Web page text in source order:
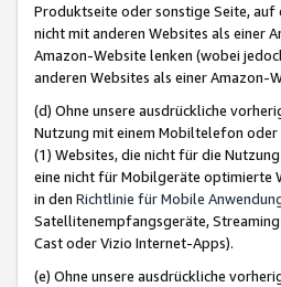
Produktseite oder sonstige Seite,
nicht mit anderen Websites als einer
Amazon-Website lenken (wobei
anderen Websites als einer Amazon-
(d) Ohne unsere ausdrückliche
Nutzung mit einem Mobiltelefon
(1) Websites, die nicht für die
eine nicht für Mobilgeräte optimierte
in den Richtlinie für Mobile
Satellitenempfangsgeräte,
Cast oder Vizio Internet-Apps).
(e) Ohne unsere ausdrückliche